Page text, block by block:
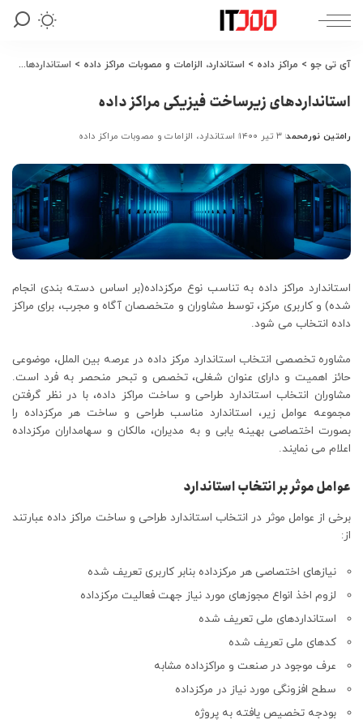
آی تی جو > مراکز داده > استاندارد، الزامات و مصوبات مراکز داده > استانداردهای زیرساخت فیزیکی مراکز داده
استانداردهای زیرساخت فیزیکی مراکز داده
ارسال
توسط
رامتین نورمحمد ۳ تیر ۱۴۰۰ استاندارد، الزامات و مصوبات مراکز داده
استاندارد مراکز داده به تناسب نوع مرکزداده(بر اساس دسته بندی انجام
شده) و کاربری مرکز، توسط مشاوران و متخصصان آگاه و مجرب، برای مراکز
داده انتخاب می شود.
مشاوره تخصصی انتخاب استاندارد مرکز داده در عرصه بین الملل، موضوعی
حائز اهمیت و دارای عنوان شغلی، تخصص و تبحر منحصر به فرد است.
مشاوران انتخاب استاندارد طراحی و ساخت مراکز داده، با در نظر گرفتن
مجموعه عوامل زیر، استاندارد مناسب طراحی و ساخت هر مرکزداده را
بصورت اختصاصی بهینه یابی و به مدیران، مالکان و سهامداران مرکزداده
اعلام می نمایند.
عوامل موثر بر انتخاب استاندارد
برخی از عوامل موثر در انتخاب استاندارد طراحی و ساخت مراکز داده عبارتند
از:
نیازهای اختصاصی هر مرکزداده بنابر کاربری تعریف شده
لزوم اخذ انواع مجوزهای مورد نیاز جهت فعالیت مرکزداده
استانداردهای ملی تعریف شده
کدهای ملی تعریف شده
عرف موجود در صنعت و مراکزداده مشابه
سطح افزونگی مورد نیاز در مرکزداده
بودجه تخصیص یافته به پروژه